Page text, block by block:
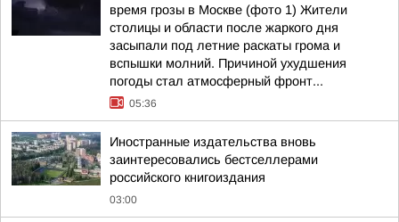
время грозы в Москве (фото 1) Жители
столицы и области после жаркого дня
засыпали под летние раскаты грома и
вспышки молний. Причиной ухудшения
погоды стал атмосферный фронт...
05:36
Иностранные издательства вновь
заинтересовались бестселлерами
российского книгоиздания
03:00